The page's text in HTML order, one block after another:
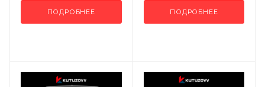
ПОДРОБНЕЕ ПОДРОБНЕЕ